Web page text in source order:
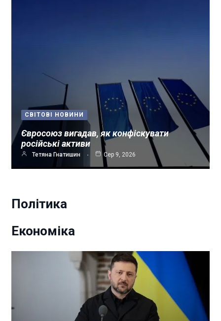
СВІТОВІ НОВИНИ
Євросоюз вигадав, як конфіскувати
російські активи
Тетяна Гнатишин Сер 9, 2026
Політика
Економіка